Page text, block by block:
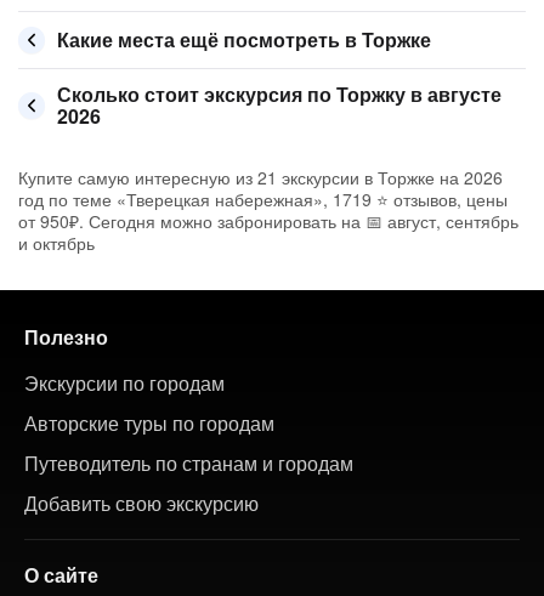
Какие места ещё посмотреть в Торжке
Сколько стоит экскурсия по Торжку в августе
2026
Купите самую интересную из 21 экскурсии в Торжке на 2026
год по теме «Тверецкая набережная», 1719 ⭐ отзывов, цены
от 950₽. Сегодня можно забронировать на 📅 август, сентябрь
и октябрь
Полезно
Экскурсии по городам
Авторские туры по городам
Путеводитель по странам и городам
Добавить свою экскурсию
О сайте